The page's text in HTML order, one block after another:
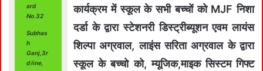
ard
No.32
Subhas
h
Ganj,3r
d line,
कार्यक्रम में स्कूल के सभी बच्चों को MJF निशा
दर्डा के द्वारा स्टेशनरी डिस्ट्रीब्यूशन एवम लायंस
शिल्पा अग्रवाल, लाइंस सरिता अग्रवाल के द्वारा
स्कूल के बच्चो को, म्यूजिक,माइक सिस्टम गिफ्ट